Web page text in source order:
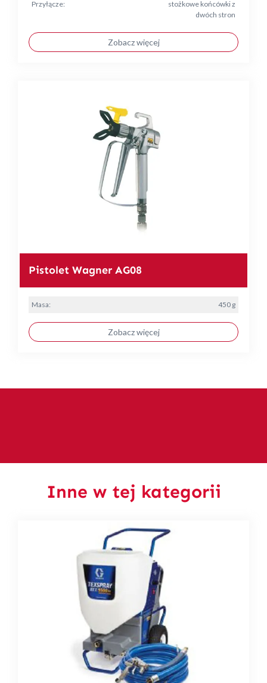
Przyłącze:
stożkowe końcówki z
dwóch stron
Zobacz więcej
Pistolet Wagner AG08
Masa: 450 g
Zobacz więcej
Inne w tej kategorii